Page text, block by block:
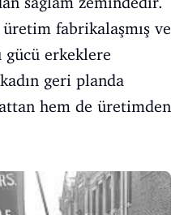
fabrikalaşmış ve
gücü erkeklere
geri planda
hem de üretimden